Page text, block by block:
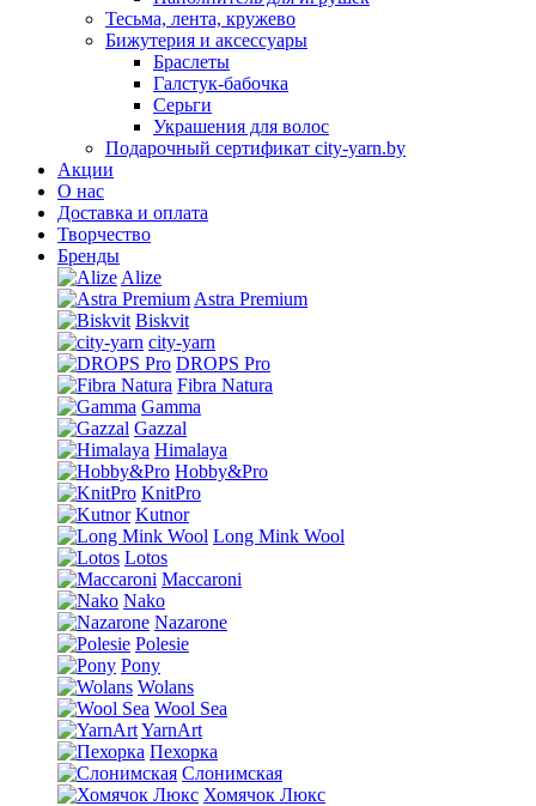
Тесьма, лента, кружево
Бижутерия и аксессуары
Браслеты
Галстук-бабочка
Серьги
Украшения для волос
Подарочный сертификат city-yarn.by
Акции
О нас
Доставка и оплата
Творчество
Бренды
Alize
Astra Premium
Biskvit
city-yarn
DROPS Pro
Fibra Natura
Gamma
Gazzal
Himalaya
Hobby&Pro
KnitPro
Kutnor
Long Mink Wool
Lotos
Maccaroni
Nako
Nazarone
Polesie
Pony
Wolans
Wool Sea
YarnArt
Пехорка
Слонимская
Хомячок Люкс